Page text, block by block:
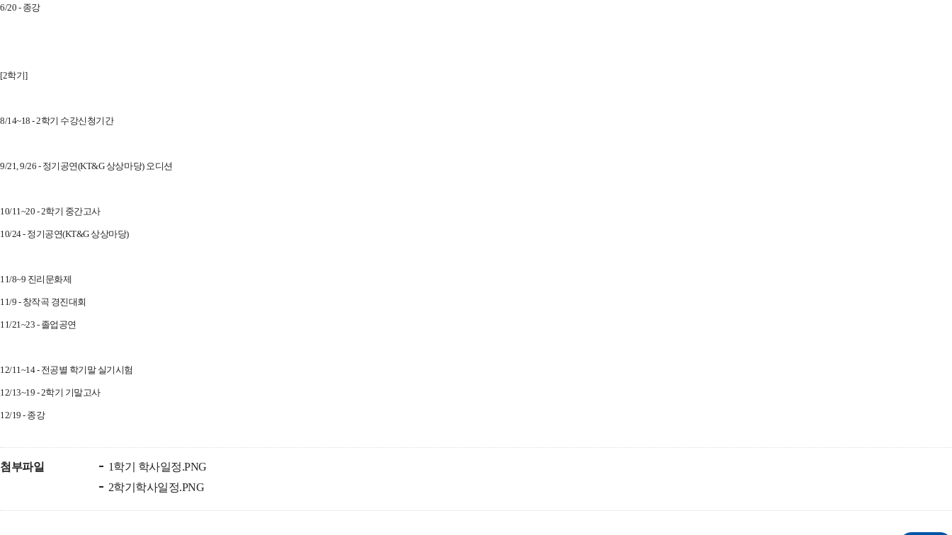
6/20 - 종강
[2학기]
8/14~18 - 2학기 수강신청기간
9/21, 9/26 - 정기공연(KT&G 상상마당) 오디션
10/11~20 - 2학기 중간고사
10/24 - 정기공연(KT&G 상상마당)
11/8~9 진리문화제
11/9 - 창작곡 경진대회
11/21~23 - 졸업공연
12/11~14 - 전공별 학기말 실기시험
12/13~19 - 2학기 기말고사
12/19 - 종강
첨부파일
1학기 학사일정.PNG
2학기학사일정.PNG